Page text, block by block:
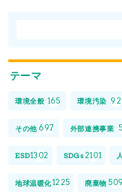
テーマ
環境全般 165 環境汚染 92
その他 697 外部連携事業
ESD1302 SDGs 2101
地球温暖化1225 廃棄物 509